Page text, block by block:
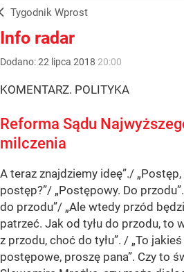
Tygodnik Wprost
Info radar
Dodano:22 lipca 2018 20:00
KOMENTARZ. POLITYKA
Reforma Sądu
milczenia
A teraz znajdziemy ideę”./
postęp?”/ „Postępowy. Do przodu”.
do przodu”/ „Ale wtedy przód
patrzeć. Jak od tyłu do przodu, to
z przodu, choć do tyłu”. / „To
postępowe, proszę pana”. Czy to